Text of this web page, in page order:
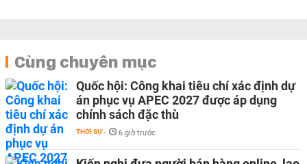
Cùng chuyên mục
Quốc hội: Công khai tiêu chí xác định dự
án phục vụ APEC 2027 được áp dụng
chính sách đặc thù
THỜI SỰ - 6 giờ trước